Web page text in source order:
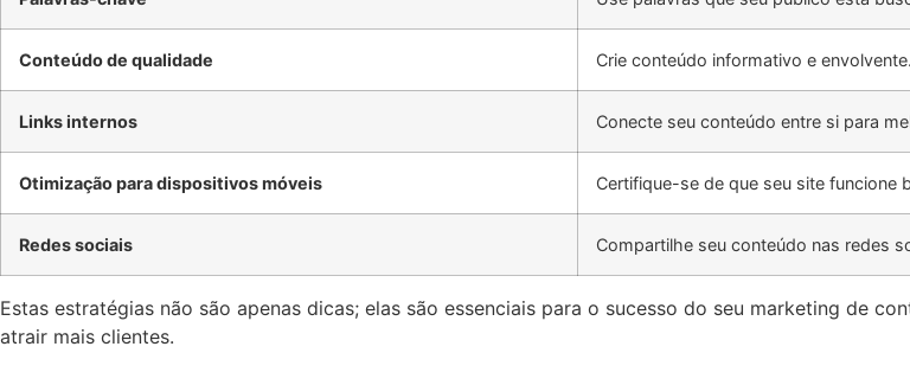
Conteúdo de qualidade Crie conteúdo informativo e envolvente.
Links internos Conecte seu conteúdo entre si para
Otimização para dispositivos móveis Certifique-se de que seu site funcione
Redes sociais Compartilhe seu conteúdo nas redes
Estas estratégias não são apenas dicas; elas são essenciais para o sucesso do seu marketing de
atrair mais clientes.